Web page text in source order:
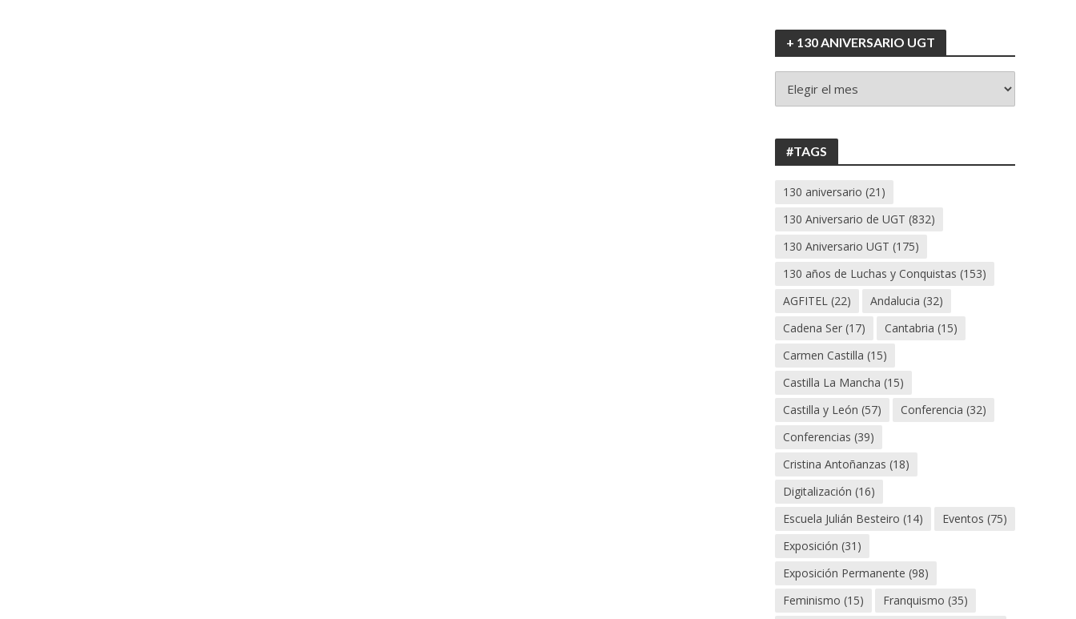
+ 130 ANIVERSARIO UGT
130
#TAGS
130 aniversario (21)
130 Aniversario de UGT (832)
130 Aniversario UGT (175)
130 años de Luchas y Conquistas (153)
AGFITEL (22) Andalucia (32)
Cadena Ser (17) Cantabria (15)
Carmen Castilla (15)
Castilla La Mancha (15)
Castilla y León (57) Conferencia (32)
Conferencias (39)
Cristina Antoñanzas (18)
Digitalización (16)
Escuela Julián Besteiro (14) Eventos (75)
Exposición (31)
Exposición Permanente (98)
Feminismo (15) Franquismo (35)